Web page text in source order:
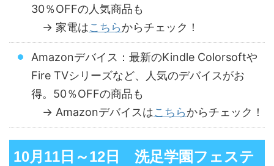
30％OFFの人気商品も
→ 家電はこちらからチェック！
Amazonデバイス：最新のKindle Colorsoftや
Fire TVシリーズなど、人気のデバイスがお
得。50％OFFの商品も
→ Amazonデバイスはこちらからチェック！
10月11日～12日 洗足学園フェステ